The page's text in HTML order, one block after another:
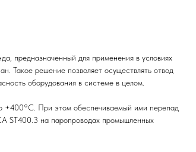
предназначенный для применения в условиях
Такое решение позволяет осуществлять отвод
оборудования в системе в целом.
+400°С. При этом обеспечиваемый ими перепад
ST400.3 на паропроводах промышленных